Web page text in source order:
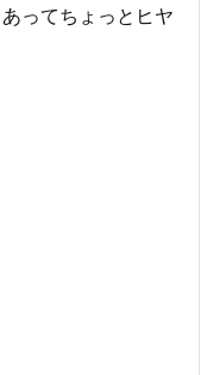
ってちょっとヒヤ